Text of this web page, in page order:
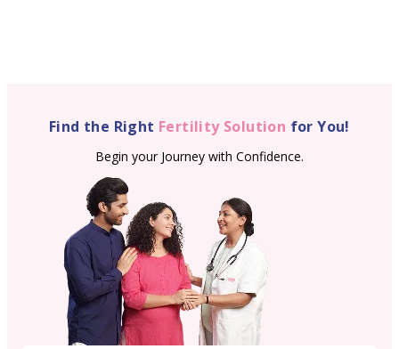
Find the Right Fertility Solution for You!
Begin your Journey with Confidence.